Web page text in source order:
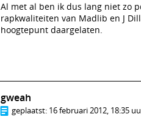
Al met al ben ik dus lang niet zo
rapkwaliteiten van Madlib en J
hoogtepunt daargelaten.
gweah
geplaatst: 16 februari 2012, 18:35